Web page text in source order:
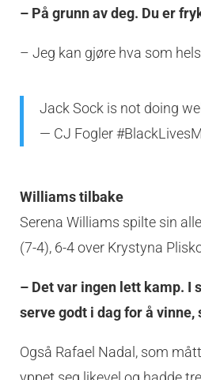
– På grunn av deg. Du er
– Jeg kan gjøre hva som
Jack Sock is not doing
— CJ Fogler
Williams tilbake
Serena Williams spilte sin
(7-4), 6-4 over Krystyna
– Det var ingen lett kamp. I
serve godt i dag for å vinne,
Også Rafael Nadal, som